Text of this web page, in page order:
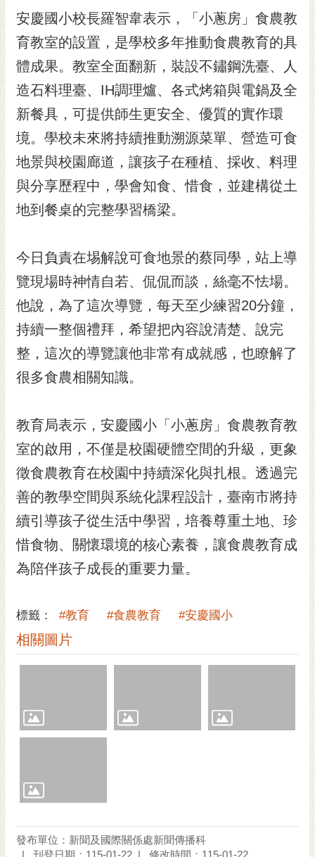
策
網
資
料
開
放
宣
告
市
府
交
置
安慶國小校長羅智韋表示，「小蔥房」食農教
育教室的設置，是學校多年推動食農教育的具
體成果。教室全面翻新，裝設不鏽鋼洗臺、人
造石料理臺、IH調理爐、各式烤箱與電鍋及全
新餐具，可提供師生更安全、優質的實作環
境。學校未來將持續推動溯源菜單、營造可食
地景與校園廊道，讓孩子在種植、採收、料理
與分享歷程中，學會知食、惜食，並建構從土
地到餐桌的完整學習橋梁。
今日負責在埸解說可食地景的蔡同學，站上導
覽現場時神情自若、侃侃而談，絲毫不怯場。
他說，為了這次導覽，每天至少練習20分鐘，
持續一整個禮拜，希望把內容說清楚、說完
整，這次的導覽讓他非常有成就感，也瞭解了
很多食農相關知識。
教育局表示，安慶國小「小蔥房」食農教育教
室的啟用，不僅是校園硬體空間的升級，更象
徵食農教育在校園中持續深化與扎根。透過完
善的教學空間與系統化課程設計，臺南市將持
續引導孩子從生活中學習，培養尊重土地、珍
惜食物、關懷環境的核心素養，讓食農教育成
為陪伴孩子成長的重要力量。
標籤： #教育 #食農教育 #安慶國小
相關圖片
發布單位：新聞及國際關係處新聞傳播科
刊登日期：115-01-22
修改時間：115-01-22